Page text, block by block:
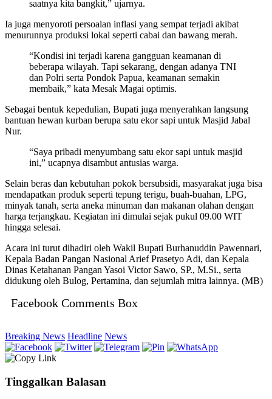
saatnya kita bangkit,” ujarnya.
Ia juga menyoroti persoalan inflasi yang sempat terjadi akibat
menurunnya produksi lokal seperti cabai dan bawang merah.
“Kondisi ini terjadi karena gangguan keamanan di
beberapa wilayah. Tapi sekarang, dengan adanya TNI
dan Polri serta Pondok Papua, keamanan semakin
membaik,” kata Mesak Magai optimis.
Sebagai bentuk kepedulian, Bupati juga menyerahkan langsung
bantuan hewan kurban berupa satu ekor sapi untuk Masjid Jabal
Nur.
“Saya pribadi menyumbang satu ekor sapi untuk masjid
ini,” ucapnya disambut antusias warga.
Selain beras dan kebutuhan pokok bersubsidi, masyarakat juga bisa
mendapatkan produk seperti tepung terigu, buah-buahan, LPG,
minyak tanah, serta aneka minuman dan makanan olahan dengan
harga terjangkau. Kegiatan ini dimulai sejak pukul 09.00 WIT
hingga selesai.
Acara ini turut dihadiri oleh Wakil Bupati Burhanuddin Pawennari,
Kepala Badan Pangan Nasional Arief Prasetyo Adi, dan Kepala
Dinas Ketahanan Pangan Yasoi Victor Sawo, SP., M.Si., serta
didukung oleh Bulog, Pertamina, dan sejumlah mitra lainnya. (MB)
Facebook Comments Box
Breaking News Headline News
Tinggalkan Balasan